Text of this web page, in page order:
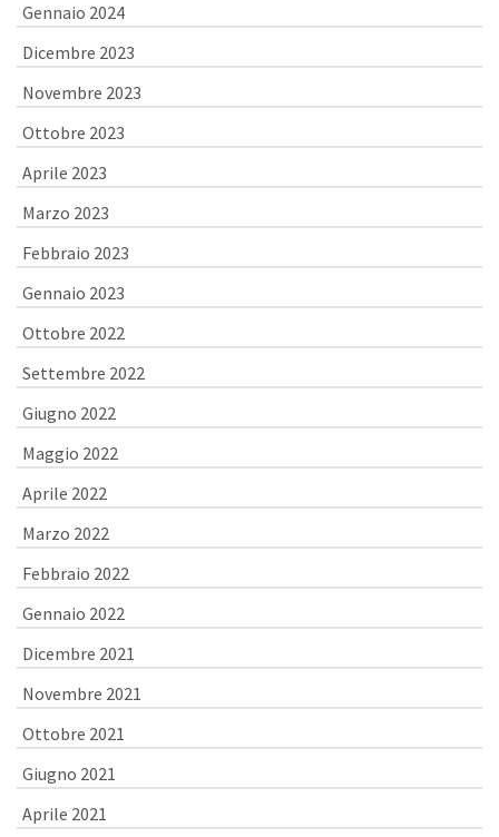
Gennaio 2024
Dicembre 2023
Novembre 2023
Ottobre 2023
Aprile 2023
Marzo 2023
Febbraio 2023
Gennaio 2023
Ottobre 2022
Settembre 2022
Giugno 2022
Maggio 2022
Aprile 2022
Marzo 2022
Febbraio 2022
Gennaio 2022
Dicembre 2021
Novembre 2021
Ottobre 2021
Giugno 2021
Aprile 2021